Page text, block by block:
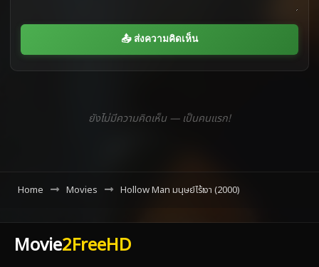
📤 ส่งความคิดเห็น
ยังไม่มีความคิดเห็น — เป็นคนแรก!
Home Movies Hollow Man มนุษย์ไร้เงา (2000)
Movie2FreeHD